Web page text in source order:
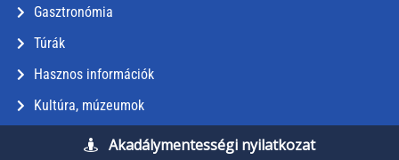
Gasztronómia
Túrák
Hasznos információk
Kultúra, múzeumok
Akadálymentességi nyilatkozat